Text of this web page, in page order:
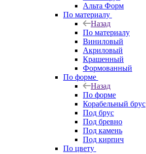
Альта Форм
По материалу
Назад
По материалу
Виниловый
Акриловый
Крашенный
Формованный
По форме
Назад
По форме
Корабельный брус
Под брус
Под бревно
Под камень
Под кирпич
По цвету